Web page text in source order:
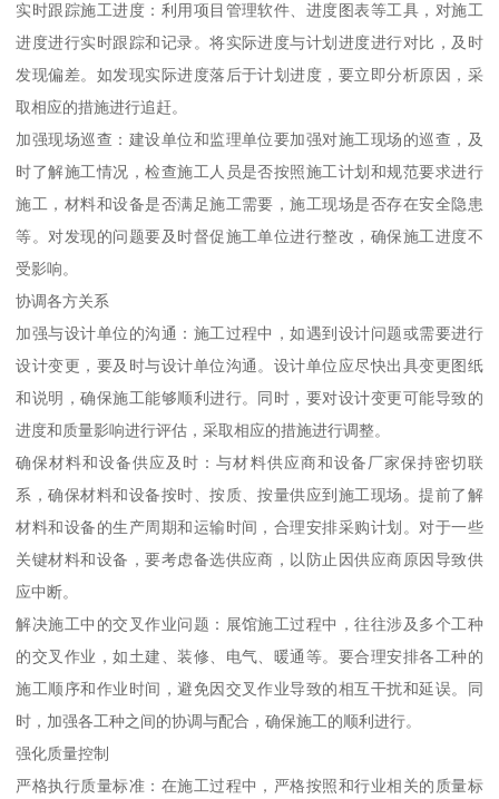
实时跟踪施工进度：利用项目管理软件、进度图表等工具，对施工
进度进行实时跟踪和记录。将实际进度与计划进度进行对比，及时
发现偏差。如发现实际进度落后于计划进度，要立即分析原因，采
取相应的措施进行追赶。
加强现场巡查：建设单位和监理单位要加强对施工现场的巡查，及
时了解施工情况，检查施工人员是否按照施工计划和规范要求进行
施工，材料和设备是否满足施工需要，施工现场是否存在安全隐患
等。对发现的问题要及时督促施工单位进行整改，确保施工进度不
受影响。
协调各方关系
加强与设计单位的沟通：施工过程中，如遇到设计问题或需要进行
设计变更，要及时与设计单位沟通。设计单位应尽快出具变更图纸
和说明，确保施工能够顺利进行。同时，要对设计变更可能导致的
进度和质量影响进行评估，采取相应的措施进行调整。
确保材料和设备供应及时：与材料供应商和设备厂家保持密切联
系，确保材料和设备按时、按质、按量供应到施工现场。提前了解
材料和设备的生产周期和运输时间，合理安排采购计划。对于一些
关键材料和设备，要考虑备选供应商，以防止因供应商原因导致供
应中断。
解决施工中的交叉作业问题：展馆施工过程中，往往涉及多个工种
的交叉作业，如土建、装修、电气、暖通等。要合理安排各工种的
施工顺序和作业时间，避免因交叉作业导致的相互干扰和延误。同
时，加强各工种之间的协调与配合，确保施工的顺利进行。
强化质量控制
严格执行质量标准：在施工过程中，严格按照和行业相关的质量标